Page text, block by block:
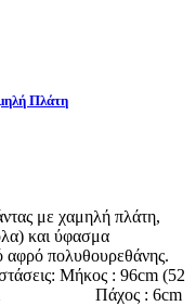
Πλάτη
με χαμηλή πλάτη,
και ύφασμα
αφρό πολυθουρεθάνης.
Μήκος : 96cm (52
Πάχος : 6cm